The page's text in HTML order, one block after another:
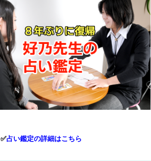
✅占い鑑定の詳細はこちら